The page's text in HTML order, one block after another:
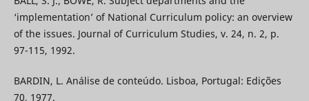
‘implementation’ of National Curriculum policy: an overview
of the issues. Journal of Curriculum Studies, v. 24, n. 2, p.
97-115, 1992.
BARDIN, L. Análise de conteúdo. Lisboa, Portugal: Edições
70, 1977.